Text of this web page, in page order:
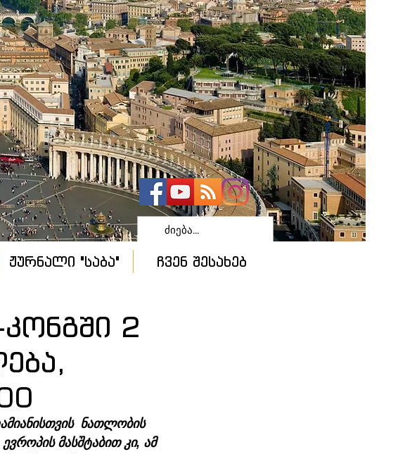
ჟურნალი "საბა" ჩვენ შესახებ
2
ნათლობის
მასშტაბით კი, ამ